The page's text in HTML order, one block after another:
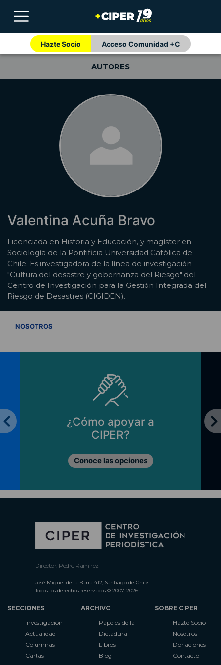
Hazte Socio Acceso Comunidad +C
AUTORES
Valentina Acuña Bravo
Licenciada en Historia y Educación, y magíster en
Sociología de la Pontificia Universidad Católica de
Chile. Es investigadora de la línea de investigación
"Cultura del desastre y gobernanza del Riesgo" del
Centro de Investigación para la Gestión Integrada del
Riesgo de Desastres (CIGIDEN).
NOSOTROS
¿Cómo apoyar a
CIPER?
Conoce las opciones
Director: Pedro Ramírez
José Miguel de la Barra 412, Santiago de Chile
Todos los derechos reservados © 2007-2026
SECCIONES
Investigación
Actualidad
Columnas
Cartas
ARCHIVO
Papeles de la
Dictadura
Libros
Blog
SOBRE CIPER
Hazte Socio
Nosotros
Donaciones
Contacto